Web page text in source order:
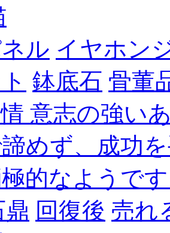
ル イヤホン
鉢底石 骨董
意志の強い
めず、成功
的なようで
鼎 回復後 売れ